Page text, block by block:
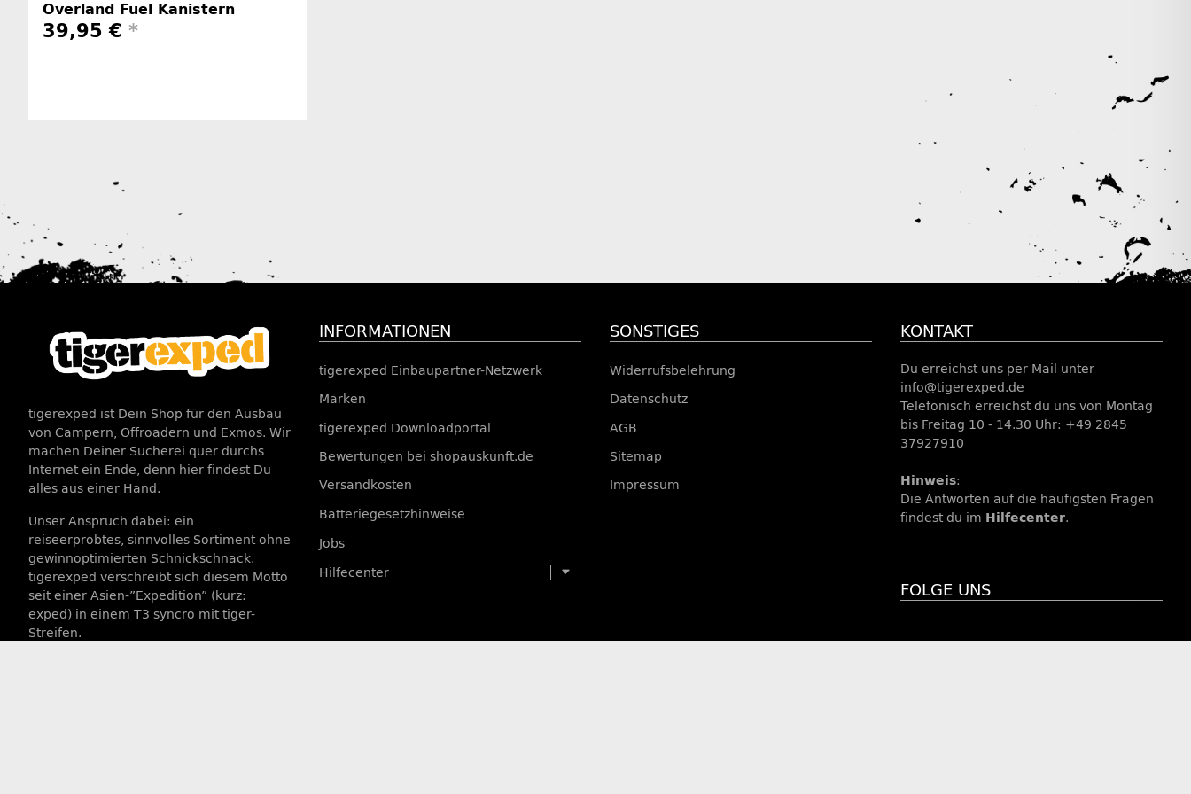
Overland Fuel Kanistern
39,95 € *
tigerexped ist Dein Shop für den Ausbau
von Campern, Offroadern und Exmos. Wir
machen Deiner Sucherei quer durchs
Internet ein Ende, denn hier findest Du
alles aus einer Hand.
Unser Anspruch dabei: ein
reiseerprobtes, sinnvolles Sortiment ohne
gewinnoptimierten Schnickschnack.
tigerexped verschreibt sich diesem Motto
seit einer Asien-”Expedition” (kurz:
exped) in einem T3 syncro mit tiger-
Streifen.
INFORMATIONEN
tigerexped Einbaupartner-Netzwerk
Marken
tigerexped Downloadportal
Bewertungen bei shopauskunft.de
Versandkosten
Batteriegesetzhinweise
Jobs
Hilfecenter
SONSTIGES
Widerrufsbelehrung
Datenschutz
AGB
Sitemap
Impressum
KONTAKT
Du erreichst uns per Mail unter
info@tigerexped.de
Telefonisch erreichst du uns von Montag
bis Freitag 10 - 14.30 Uhr: +49 2845
37927910
Hinweis:
Die Antworten auf die häufigsten Fragen
findest du im Hilfecenter.
FOLGE UNS